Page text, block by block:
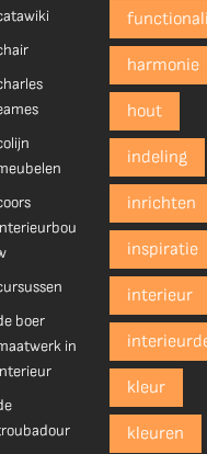
boer
in
harmonie
hout
indeling
inrichten
inspiratie
interieur
kleur
kleuren